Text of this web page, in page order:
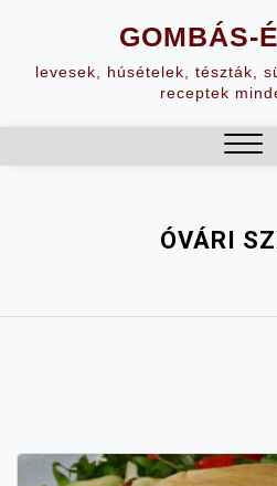
content
GOMBÁS-
levesek, húsételek, tészták,
receptek
ÓVÁRI